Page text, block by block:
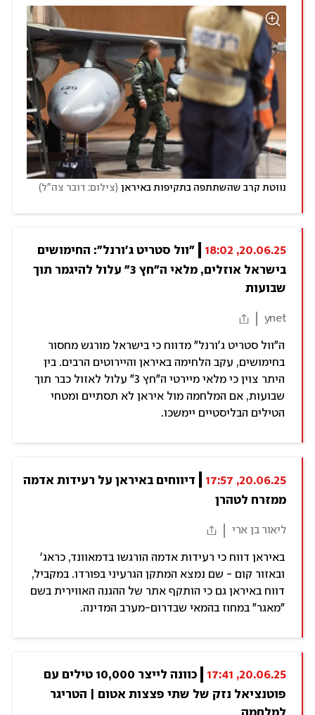
נווטת קרב שהשתתפה בתקיפות באיראן (צילום: דובר צה"ל)
20.06.25, 18:02
בישראל אוזלים, מלאי ה"חץ 3" עלול להיגמר תוך
שבועות
ynet
ה"וול סטריט ג'ורנל" מדווח כי בישראל מורגש מחסור
בחימושים, עקב הלחימה באיראן והיירוטים הרבים. בין
היתר צוין כי מלאי מיירטי ה"חץ 3" עלול לאזול כבר תוך
שבועות, אם המלחמה מול איראן לא תסתיים ומטחי
הטילים הבליסטיים יימשכו.
20.06.25, 17:57
ממזרח לטהרן
ליאור בן ארי
באיראן דווח כי רעידות אדמה הורגשו בדמאוונד, כראג'
ובאזור קום - שם נמצא המתקן הגרעיני בפורדו. במקביל,
דווח באיראן גם כי הותקף אתר של ההגנה האווירית בשם
"מאגר" במחוז בהמאי שבדרום-מערב המדינה.
20.06.25, 17:41